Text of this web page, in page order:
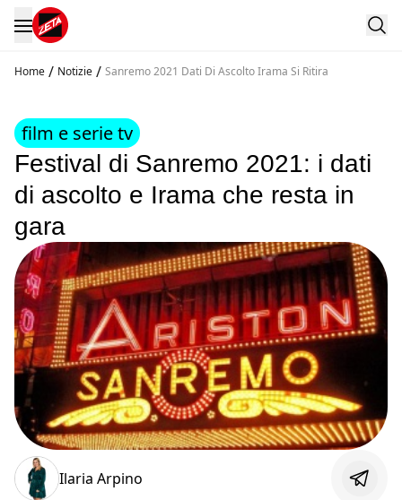
Home / Notizie / Sanremo 2021 Dati Di Ascolto Irama Si Ritira
film e serie tv
Festival di Sanremo 2021: i dati
di ascolto e Irama che resta in
gara
Ilaria Arpino